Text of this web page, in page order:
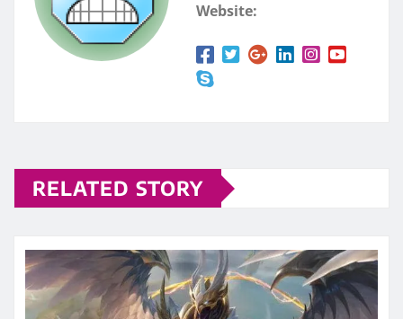
Website:
RELATED STORY